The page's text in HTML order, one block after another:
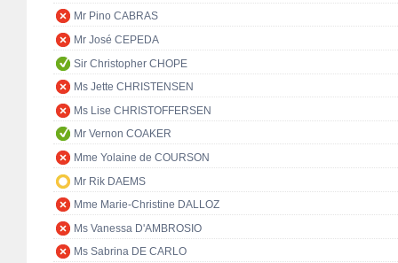
Mr Pino CABRAS
Mr José CEPEDA
Sir Christopher CHOPE
Ms Jette CHRISTENSEN
Ms Lise CHRISTOFFERSEN
Mr Vernon COAKER
Mme Yolaine de COURSON
Mr Rik DAEMS
Mme Marie-Christine DALLOZ
Ms Vanessa D'AMBROSIO
Ms Sabrina DE CARLO